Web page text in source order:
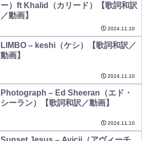
ー）ft Khalid（カリード）【歌詞和訳
／動画】
2024.11.10
LIMBO – keshi（ケシ）【歌詞和訳／
動画】
2024.11.10
Photograph – Ed Sheeran（エド・
シーラン）【歌詞和訳／動画】
2024.11.10